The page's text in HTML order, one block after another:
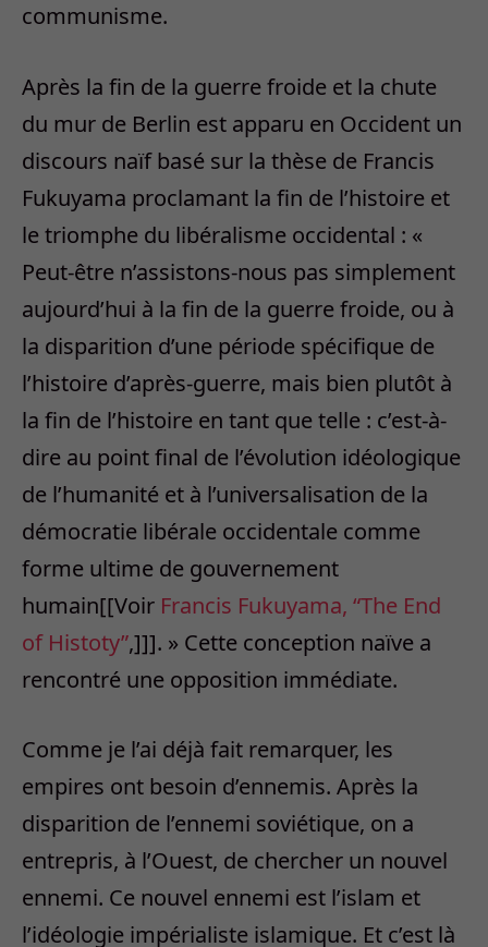
communisme.
Après la fin de la guerre froide et la chute
du mur de Berlin est apparu en Occident un
discours naïf basé sur la thèse de Francis
Fukuyama proclamant la fin de l’histoire et
le triomphe du libéralisme occidental : «
Peut-être n’assistons-nous pas simplement
aujourd’hui à la fin de la guerre froide, ou à
la disparition d’une période spécifique de
l’histoire d’après-guerre, mais bien plutôt à
la fin de l’histoire en tant que telle : c’est-à-
dire au point final de l’évolution idéologique
de l’humanité et à l’universalisation de la
démocratie libérale occidentale comme
forme ultime de gouvernement
humain[[Voir Francis Fukuyama, “The End
of Histoty”,]]]. » Cette conception naïve a
rencontré une opposition immédiate.
Comme je l’ai déjà fait remarquer, les
empires ont besoin d’ennemis. Après la
disparition de l’ennemi soviétique, on a
entrepris, à l’Ouest, de chercher un nouvel
ennemi. Ce nouvel ennemi est l’islam et
l’idéologie impérialiste islamique. Et c’est là